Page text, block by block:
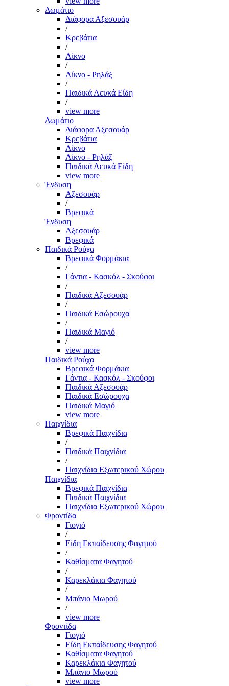
Δωμάτιο
Διάφορα Αξεσουάρ
/
Κρεβάτια
/
Λίκνο
/
Λίκνο - Ρηλάξ
/
Παιδικά Λευκά Είδη
/
view more
Δωμάτιο
Διάφορα Αξεσουάρ
Κρεβάτια
Λίκνο
Λίκνο - Ρηλάξ
Παιδικά Λευκά Είδη
view more
Ένδυση
Αξεσουάρ
/
Βρεφικά
Ένδυση
Αξεσουάρ
Βρεφικά
Παιδικά Ρούχα
Βρεφικά Φορμάκια
/
Γάντια - Κασκόλ - Σκούφοι
/
Παιδικά Αξεσουάρ
/
Παιδικά Εσώρουχα
/
Παιδικά Μαγιό
/
view more
Παιδικά Ρούχα
Βρεφικά Φορμάκια
Γάντια - Κασκόλ - Σκούφοι
Παιδικά Αξεσουάρ
Παιδικά Εσώρουχα
Παιδικά Μαγιό
view more
Παιχνίδια
Βρεφικά Παιχνίδια
/
Παιδικά Παιχνίδια
/
Παιχνίδια Εξωτερικού Χώρου
Παιχνίδια
Βρεφικά Παιχνίδια
Παιδικά Παιχνίδια
Παιχνίδια Εξωτερικού Χώρου
Φροντίδα
Γιογιό
/
Είδη Εκπαίδευσης Φαγητού
/
Καθίσματα Φαγητού
/
Καρεκλάκια Φαγητού
/
Μπάνιο Μωρού
/
view more
Φροντίδα
Γιογιό
Είδη Εκπαίδευσης Φαγητού
Καθίσματα Φαγητού
Καρεκλάκια Φαγητού
Μπάνιο Μωρού
view more